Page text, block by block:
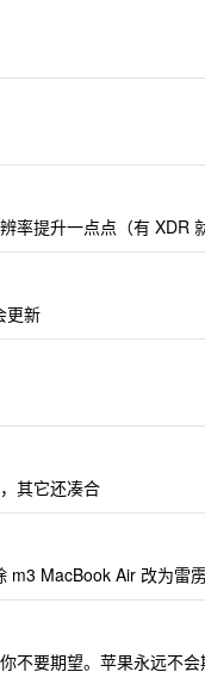
提升一点点（有 XDR
更新
其它还凑合
m3 MacBook Air 改为雷
不要期望。苹果永远不